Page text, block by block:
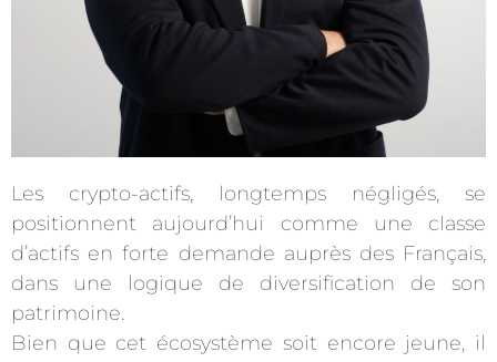
Les crypto-actifs, longtemps négligés, se
positionnent aujourd’hui comme une classe
d’actifs en forte demande auprès des Français,
dans une logique de diversification de son
patrimoine.
Bien que cet écosystème soit encore jeune, il